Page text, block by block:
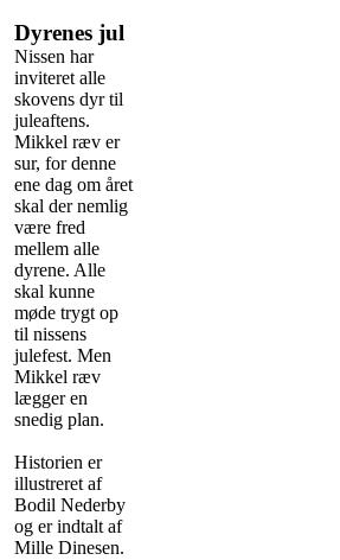
Dyrenes jul
Nissen har
inviteret alle
skovens dyr til
juleaftens.
Mikkel ræv er
sur, for denne
ene dag om året
skal der nemlig
være fred
mellem alle
dyrene. Alle
skal kunne
møde trygt op
til nissens
julefest. Men
Mikkel ræv
lægger en
snedig plan.
Historien er
illustreret af
Bodil Nederby
og er indtalt af
Mille Dinesen.